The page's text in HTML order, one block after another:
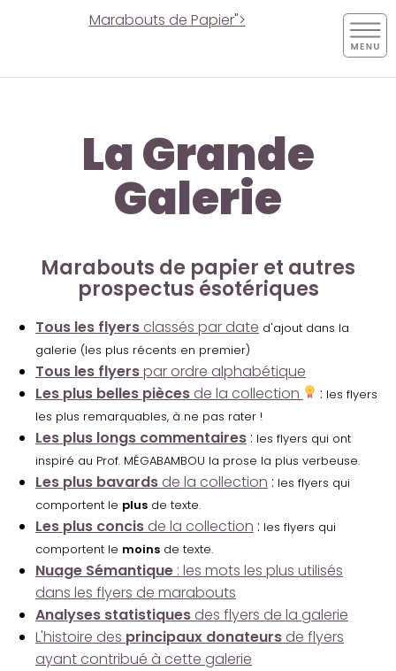
Marabouts de Papier">
La Grande
Galerie
Marabouts de papier et autres
prospectus ésotériques
Tous les flyers classés par date d'ajout dans la
galerie (les plus récents en premier)
Tous les flyerspar ordre alphabétique
Les plus belles pièces de la collection : les flyers
les plus remarquables, à ne pas rater !
Les plus longs commentaires : les flyers qui ont
inspiré au Prof. MÉGABAMBOU la prose la plus verbeuse.
Les plus bavards de la collection : les flyers qui
comportent le plus de texte.
Les plus concis de la collection : les flyers qui
comportent le moins de texte.
Nuage Sémantique : les mots les plus utilisés
dans les flyers de marabouts
Analyses statistiques des flyers de la galerie
L'histoire des principaux donateurs de flyers
ayant contribué à cette galerie